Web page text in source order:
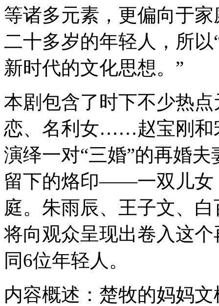
等诸多元素，更偏向于
二十多岁的年轻人，所
新时代的文化思想。”
本剧包含了时下不少热
恋、名利女……赵宝刚和
演绎一对“三婚”的再婚
留下的烙印——一双儿女
庭。朱雨辰、王子文、
将向观众呈现出卷入这
同6位年轻人。
内容概述：楚牧的妈妈